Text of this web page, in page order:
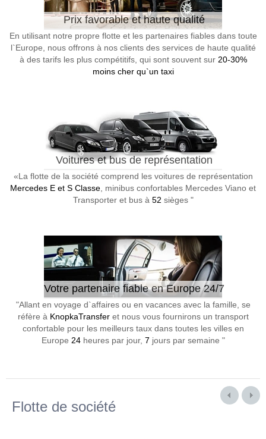
Prix favorable et haute qualité
En utilisant notre propre flotte et les partenaires fiables dans toute
l`Europe, nous offrons à nos clients des services de haute qualité
à des tarifs les plus compétitifs, qui sont souvent sur 20-30%
moins cher qu`un taxi
Voitures et bus de représentation
«La flotte de la société comprend les voitures de représentation
Mercedes E et S Classe , minibus confortables Mercedes Viano et
Transporter et bus à 52 sièges "
Votre partenaire fiable en Europe 24/7
"Allant en voyage d`affaires ou en vacances avec la famille, se
réfère à KnopkaTransfer et nous vous fournirons un transport
confortable pour les meilleurs taux dans toutes les villes en
Europe 24 heures par jour, 7 jours par semaine "
Flotte de société